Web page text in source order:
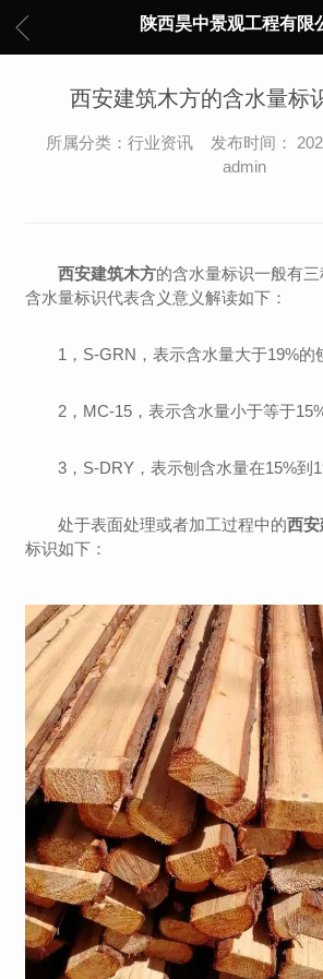
陕西昊中景观工程有限
西安建筑木方的含水量标
所属分类：行业资讯 发布时间：
admin
西安建筑木方的含水量标识一般有
含水量标识代表含义意义解读如下：
1，S-GRN，表示含水量大于19%的
2，MC-15，表示含水量小于等于
3，S-DRY，表示刨含水量在15%到
处于表面处理或者加工过程中的西
标识如下：